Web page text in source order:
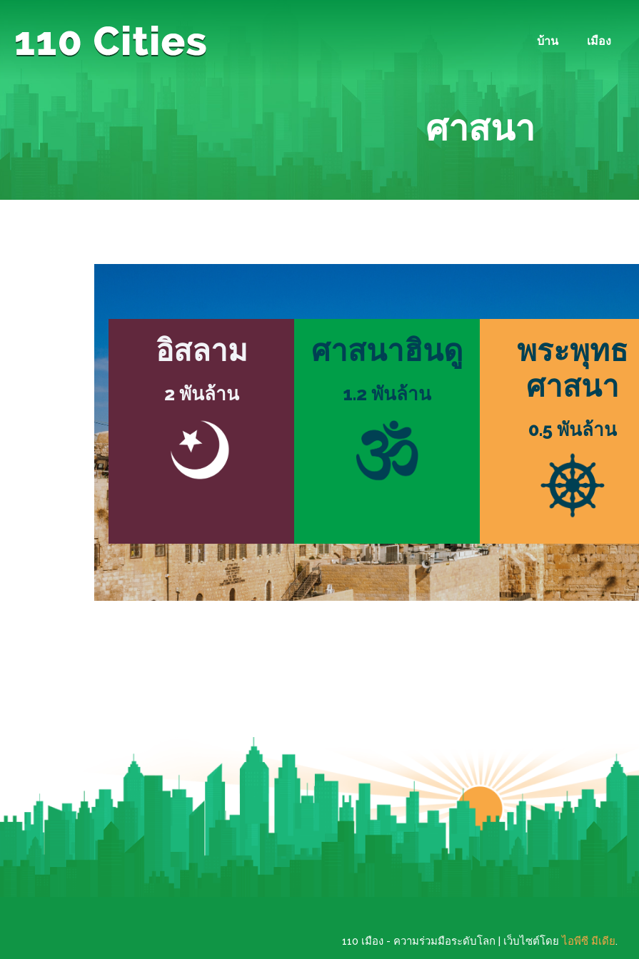
บ้าน เมือง
ศาสนา
อิสลาม
2 พันล้าน
ศาสนาฮินดู
1.2 พันล้าน
พระพุทธ
ศาสนา
0.5 พันล้าน
110 เมือง - ความร่วมมือระดับโลก | เว็บไซต์โดยไอพีซี มีเดีย.